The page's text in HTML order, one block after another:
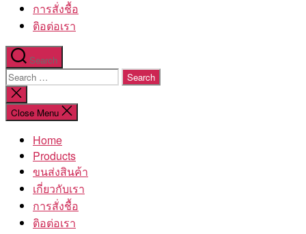
การสั่งชื้อ
ติอต่อเรา
Search
Search
for:
Close
search
Close Menu
Home
Products
ขนส่งสินค้า
เกี่ยวกับเรา
การสั่งชื้อ
ติอต่อเรา